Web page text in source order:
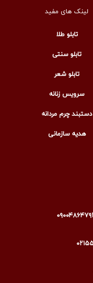
لینک های مفید
تابلو طلا
تابلو سنتی
تابلو شعر
سرویس زنانه
دستبند چرم مردانه
هدیه سازمانی